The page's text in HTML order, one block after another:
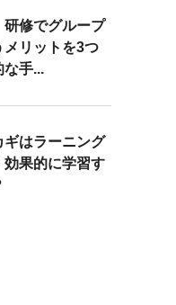
研修でグループ
メリットを3つ
な手...
ギはラーニング
効果的に学習す